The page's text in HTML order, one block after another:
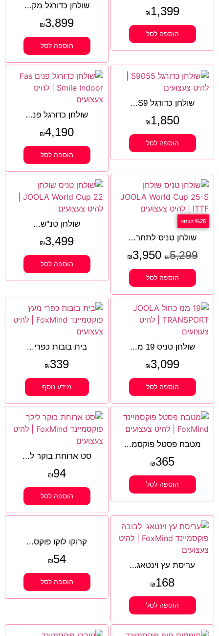
₪1,399
הוספה לסל
שולחן כדורגל מק...
₪3,899
הוספה לסל
שולחן כדורגל S9...
₪1,850
הוספה לסל
שולחן כדורגל פנ...
₪4,190
הוספה לסל
%25 הנחה
שולחן טניס לתחר...
₪5,299
₪3,950
הוספה לסל
שולחן טנ"ש...
₪3,499
הוספה לסל
שולחן טניס 19 מ...
₪3,099
הוספה לסל
בית בובות כפרי...
₪339
מידע נוסף
מטבח פסטל פוקסמ...
₪365
הוספה לסל
סט ארוחת בוקר ל...
₪94
הוספה לסל
עריסת עץ וינטאג...
₪168
הוספה לסל
קרוקו לוקו פוקס...
₪54
הוספה לסל